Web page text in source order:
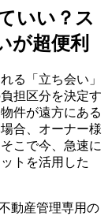
いい？ス
が超便利
る「立ち会い」
担区分を決定す
件が遠方にある
合、オーナー様
こで今、急速に
トを活用した
動産管理専用の